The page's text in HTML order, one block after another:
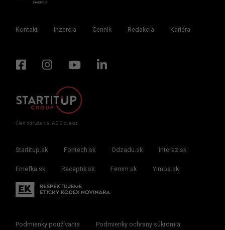
Kontakt Inzercia Cenník Redakcia Kariéra
Člen združenia IAB Slovakia
Startitup.sk Fontech.sk Odzadu.sk interez.sk
Emefka.sk Receptik.sk Femm.sk Yimba.sk
Podmienky používania Podmienky ochrany súkromia